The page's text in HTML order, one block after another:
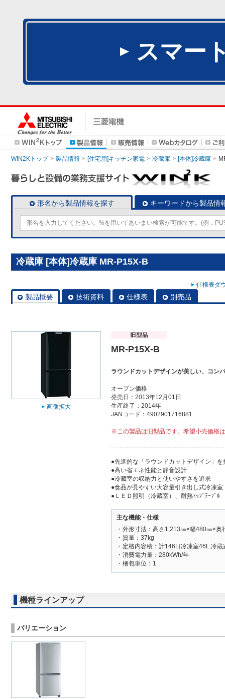
スマー
WIN2Kトップ 製品情報 [住宅用]キッチン家電 冷蔵庫 [本体]冷蔵庫
形名から製品情報を探す キーワードから製品情
冷蔵庫 [本体]冷蔵庫 MR-P15X-B
仕様表ダ
製品概要 技術資料 仕様表 別売品
画像拡大
MR-P15X-B
ラウンドカットデザインが美しい、コン
オープン価格
発売日：2013年12月01日
生産終了：2014年
JANコード：4902901716881
※この製品は旧型品です。希望小売価格
●先進的な「ラウンドカットデザイン」を
●高い省エネ性能と静音設計
●冷蔵室の収納力と使いやすさを追求
●食品が見やすい大容量引き出し式冷凍室
●ＬＥＤ照明（冷蔵室）、耐熱ﾄｯﾌﾟﾃｰﾌﾞﾙ
主な機能・仕様
・外形寸法：高さ1,213㎜×幅480㎜×奥
・質量：37kg
・定格内容積：計146L{冷凍室46L,冷
・消費電力量：280kWh/年
・梱包単位：1
機種ラインアップ
バリエーション